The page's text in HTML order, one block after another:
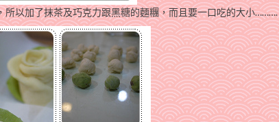
所以加了抹茶及巧克力跟黑糖的麵糰，而且要一口吃的大小……….